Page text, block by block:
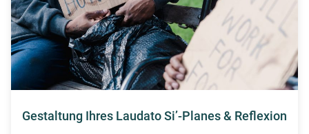
Gestaltung Ihres Laudato Si’-Planes & Reflexion